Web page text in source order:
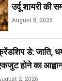
उर्दू शायरी की
August 5, 2026
डे: जाति,
होने का
2, 2026